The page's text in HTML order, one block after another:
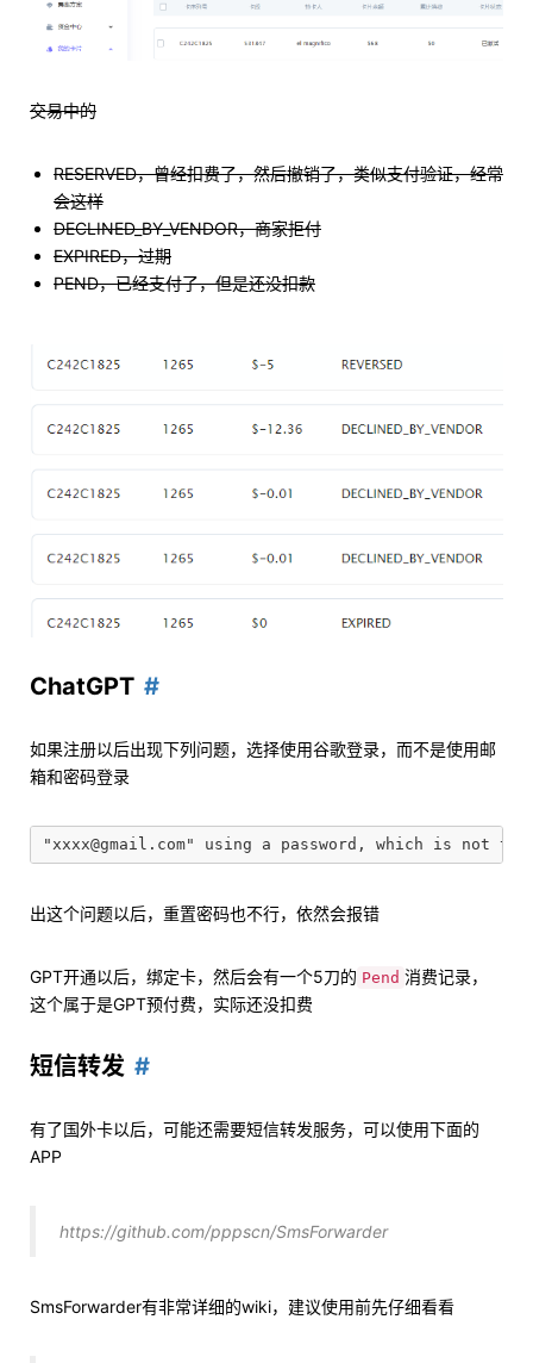
交易中的
RESERVED，曾经扣费了，然后撤销了，类似支付验证，经常
会这样
DECLINED_BY_VENDOR，商家拒付
EXPIRED，过期
PEND，已经支付了，但是还没扣款
ChatGPT
如果注册以后出现下列问题，选择使用谷歌登录，而不是使用邮
箱和密码登录
出这个问题以后，重置密码也不行，依然会报错
GPT开通以后，绑定卡，然后会有一个5刀的 Pend 消费记录，
这个属于是GPT预付费，实际还没扣费
短信转发
有了国外卡以后，可能还需要短信转发服务，可以使用下面的
APP
https://github.com/pppscn/SmsForwarder
SmsForwarder有非常详细的wiki，建议使用前先仔细看看